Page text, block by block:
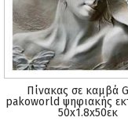
Πίνακας σε καμβά
pakoworld ψηφιακής
50x1.8x50εκ